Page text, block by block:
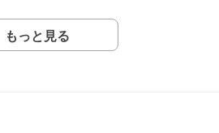
もっと見る